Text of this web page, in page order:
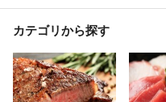
カテゴリから探す
Pontaパス特典対象すべて
サンキュー配送対象